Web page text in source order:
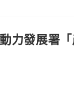
力發展署